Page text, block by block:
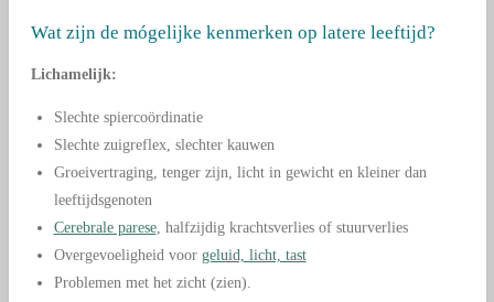
Wat zijn de mógelijke kenmerken op latere leeftijd?
Lichamelijk:
Slechte spiercoördinatie
Slechte zuigreflex, slechter kauwen
Groeivertraging, tenger zijn, licht in gewicht en kleiner dan
leeftijdsgenoten
Cerebrale parese, halfzijdig krachtsverlies of stuurverlies
Overgevoeligheid voor geluid, licht, tast
Problemen met het zicht (zien).